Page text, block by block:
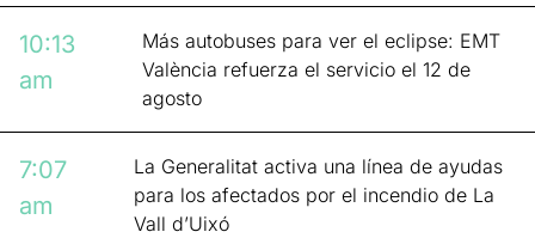
10:13
am
Más autobuses para ver el eclipse: EMT
València refuerza el servicio el 12 de
agosto
7:07
am
La Generalitat activa una línea de ayudas
para los afectados por el incendio de La
Vall d’Uixó